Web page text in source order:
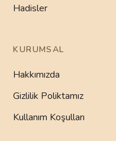
Hadisler
KURUMSAL
Hakkımızda
Gizlilik Poliktamız
Kullanım Koşulları